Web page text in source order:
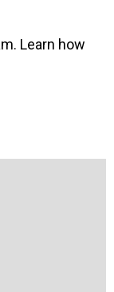
Learn how